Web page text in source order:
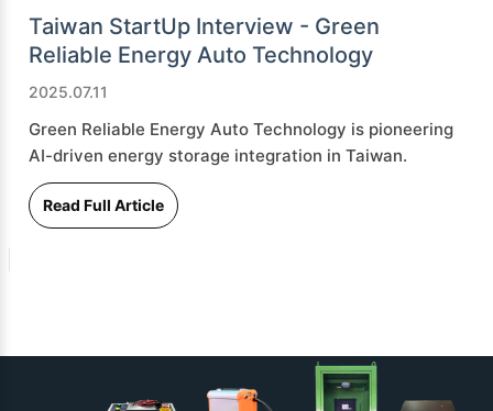
Taiwan StartUp Interview - Green
Reliable Energy Auto Technology
2025.07.11
Green Reliable Energy Auto Technology is pioneering
AI-driven energy storage integration in Taiwan.
Read Full Article